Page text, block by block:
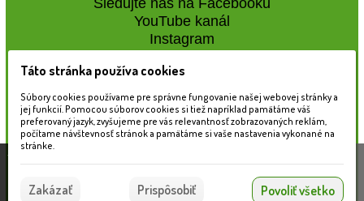
YouTube kanál
Instagram
Naše záhradné centrum
Táto stránka používa súbory cookies, ktoré nám
pomáhajú poskytovať služby. Používaním našich
služieb vyjadrujete súhlas s používaním súborov
Súhlasím
Táto stránka používa cookies
Súbory cookies používame pre správne fungovanie našej webovej stránky a
jej funkcií. Pomocou súborov cookies si tiež napríklad pamätáme váš
preferovaný jazyk, zvyšujeme pre vás relevantnosť zobrazovaných reklám,
počítame návštevnosť stránok a pamätáme si vaše nastavenia vykonané na
stránke.
Zakázať Prispôsobiť Povoliť všetko